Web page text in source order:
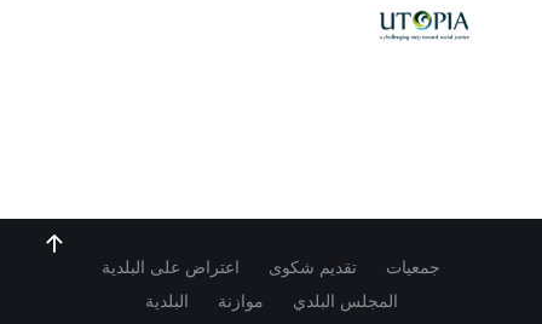
جمعيات تقديم شكوى
اعتراض على البلدية
المجلس البلدي
موازنة البلدية